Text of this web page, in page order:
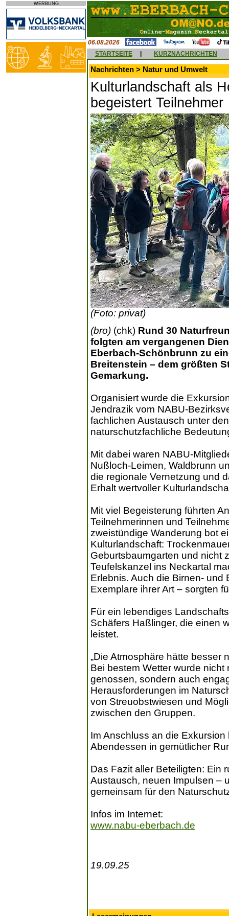
WERBUNG
06.08.2026
STARTSEITE
KURZNACHRICHTEN
Nachrichten > Natur und Umwelt
Kulturlandschaft als
begeistert Teilnehmer
(Foto: privat)
(bro) (chk) Rund 30
folgten am vergangenen
Eberbach-Schönbrunn zu
Breitenstein – dem größten
Gemarkung.
Organisiert wurde die
Jendrazik vom NABU-
fachlichen Austausch unter
naturschutzfachliche
Mit dabei waren NABU-
Nußloch-Leimen, Waldbrunn
die regionale Vernetzung und
Erhalt wertvoller
Mit viel Begeisterung führten
Teilnehmerinnen und
zweistündige Wanderung bot
Kulturlandschaft:
Geburtsbaumgarten und nicht
Teufelskanzel ins Neckartal
Erlebnis. Auch die Birnen-
Exemplare ihrer Art – sorgten
Für ein lebendiges
Schäfers Haßlinger, die einen
leistet.
„Die Atmosphäre hätte besser
Bei bestem Wetter wurde
genossen, sondern auch
Herausforderungen im
von Streuobstwiesen und
zwischen den Gruppen.
Im Anschluss an die
Abendessen in gemütlicher
Das Fazit aller Beteiligten: Ein
Austausch, neuen Impulsen –
gemeinsam für den
Infos im Internet:
www.nabu-eberbach.de
19.09.25